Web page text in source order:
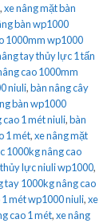
,xe nâng mặt bàn
bàn wp1000
1000mm wp1000
tay thủy lực 1 tấn
cao 1000mm
niuli,bàn nâng cây
bàn wp1000
1 mét niuli,bàn
1 mét,xe nâng mặt
1000kg nâng cao
lực niuli wp1000,
tay 1000kg nâng cao
mét wp1000 niuli,xe
cao 1 mét,xe nâng